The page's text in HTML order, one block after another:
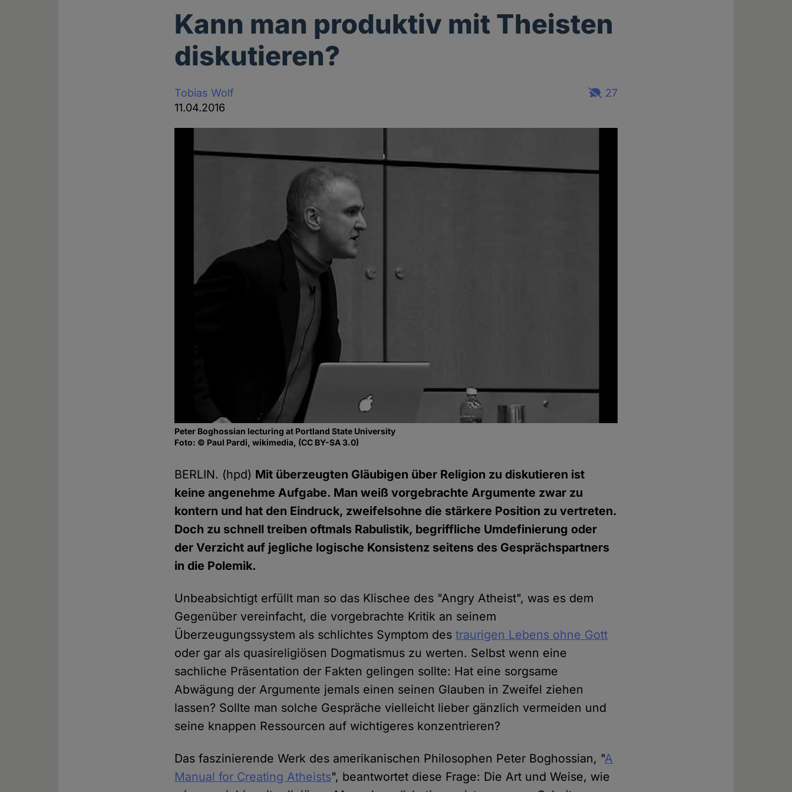
Kann man produktiv mit Theisten
diskutieren?
Tobias Wolf
11.04.2016
27
Peter Boghossian lecturing at Portland State University
Foto: © Paul Pardi, wikimedia, (CC BY-SA 3.0)
BERLIN. (hpd) Mit überzeugten Gläubigen über Religion zu diskutieren ist
keine angenehme Aufgabe. Man weiß vorgebrachte Argumente zwar zu
kontern und hat den Eindruck, zweifelsohne die stärkere Position zu vertreten.
Doch zu schnell treiben oftmals Rabulistik, begriffliche Umdefinierung oder
der Verzicht auf jegliche logische Konsistenz seitens des Gesprächspartners
in die Polemik.
Unbeabsichtigt erfüllt man so das Klischee des "Angry Atheist", was es dem
Gegenüber vereinfacht, die vorgebrachte Kritik an seinem
Überzeugungssystem als schlichtes Symptom destraurigen Lebens ohne Gott
oder gar als quasireligiösen Dogmatismus zu werten. Selbst wenn eine
sachliche Präsentation der Fakten gelingen sollte: Hat eine sorgsame
Abwägung der Argumente jemals einen seinen Glauben in Zweifel ziehen
lassen? Sollte man solche Gespräche vielleicht lieber gänzlich vermeiden und
seine knappen Ressourcen auf wichtigeres konzentrieren?
Das faszinierende Werk des amerikanischen Philosophen Peter Boghossian, "A
Manual for Creating Atheists", beantwortet diese Frage: Die Art und Weise, wie